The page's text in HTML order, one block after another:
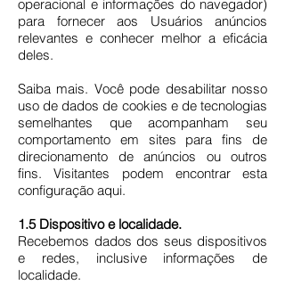
operacional e informações do navegador)
para fornecer aos Usuários anúncios
relevantes e conhecer melhor a eficácia
deles.
Saiba mais. Você pode desabilitar nosso
uso de dados de cookies e de tecnologias
semelhantes que acompanham seu
comportamento em sites para fins de
direcionamento de anúncios ou outros
fins. Visitantes podem encontrar esta
configuração aqui.
1.5 Dispositivo e localidade.
Recebemos dados dos seus dispositivos
e redes, inclusive informações de
localidade.